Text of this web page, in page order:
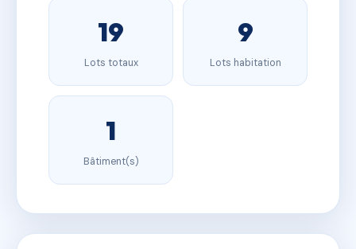
19
Lots totaux
9
Lots habitation
1
Bâtiment(s)